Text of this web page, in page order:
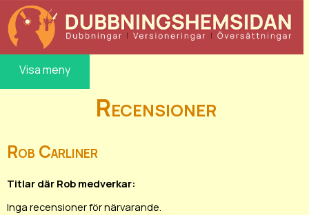
Visa meny
Recensioner
Rob Carliner
Titlar där Rob medverkar:
Inga recensioner för närvarande.